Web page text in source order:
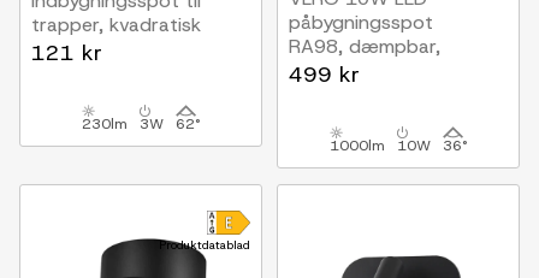
trapper, kvadratisk
IP65, hvidt
121 kr
230lm 3W 62°
påbygningsspot
RA98, dæmpbar,
roterbar
499 kr
1000lm 10W 36°
Produktdatablad